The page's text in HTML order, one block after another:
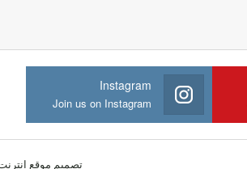
Instagram
Join us on Instagram
تصميم موقع